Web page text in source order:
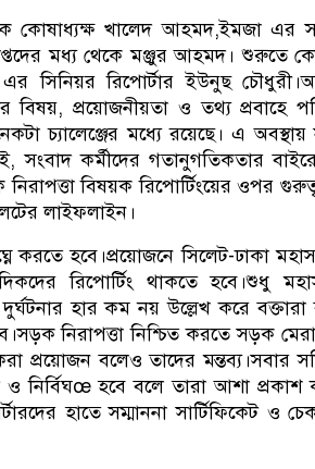
কোষাধ্যক্ষ খালেদ আহমদ,ইমজা এর
মধ্য থেকে মঞ্জুর আহমদ। শুরুতে
সিনিয়র রিপোর্টার ইউনুছ
বিষয়, প্রয়োজনীয়তা ও তথ্য প্রবাহে
চ্যালেঞ্জের মধ্যে রয়েছে। এ অবস্থায়
সংবাদ কর্মীদের গতানুগতিকতার
বিষয়ক রিপোর্টিংয়ের ওপর
লাইফলাইন।
করতে হবে।প্রয়োজনে সিলেট-ঢাকা
রিপোর্টিং থাকতে হবে।শুধু
হার কম নয় উল্লেখ করে বক্তারা
নিরাপত্তা নিশ্চিত করতে সড়ক
প্রয়োজন বলেও তাদের মন্তব্য।সবার
ও নির্বিঘœ হবে বলে তারা আশা প্রকাশ
হাতে সম্মাননা সার্টিফিকেট ও